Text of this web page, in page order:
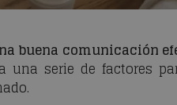
buena comunicación
una serie de factores